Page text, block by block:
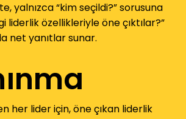
yalnızca “kim seçildi?” sorusuna
liderlik özellikleriyle öne çıktılar?”
net yanıtlar sunar.
her lider için, öne çıkan liderlik